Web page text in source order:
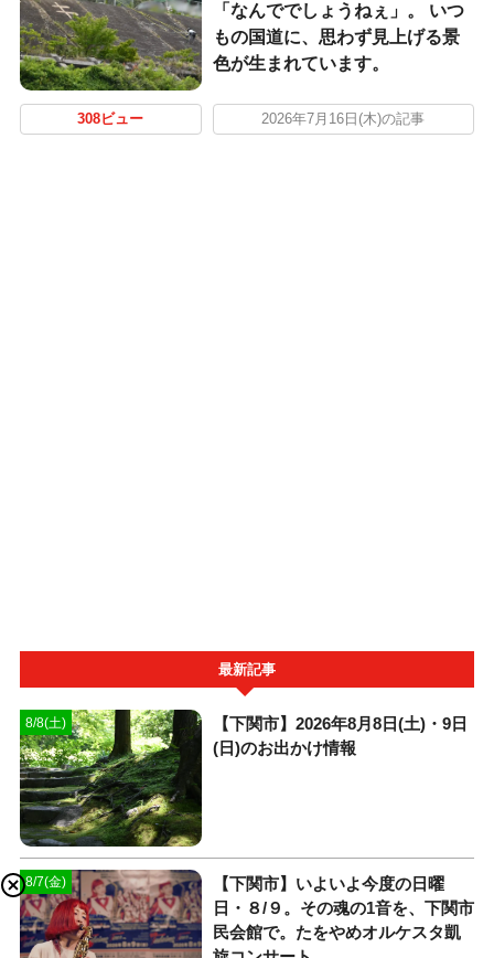
「なんででしょうねぇ」。 いつ
もの国道に、思わず見上げる景
色が生まれています。
308ビュー 2026年7月16日(木)の記事
最新記事
8/8(土)
【下関市】2026年8月8日(土)・9日
(日)のお出かけ情報
8/7(金)
【下関市】いよいよ今度の日曜
日・８/９。その魂の1音を、下関市
民会館で。たをやめオルケスタ凱